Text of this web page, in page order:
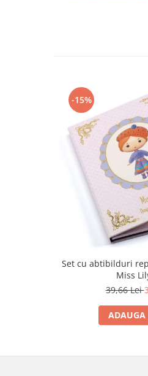
-15%
Set cu abtibilduri
Miss
39,66 Lei
ADAUGA